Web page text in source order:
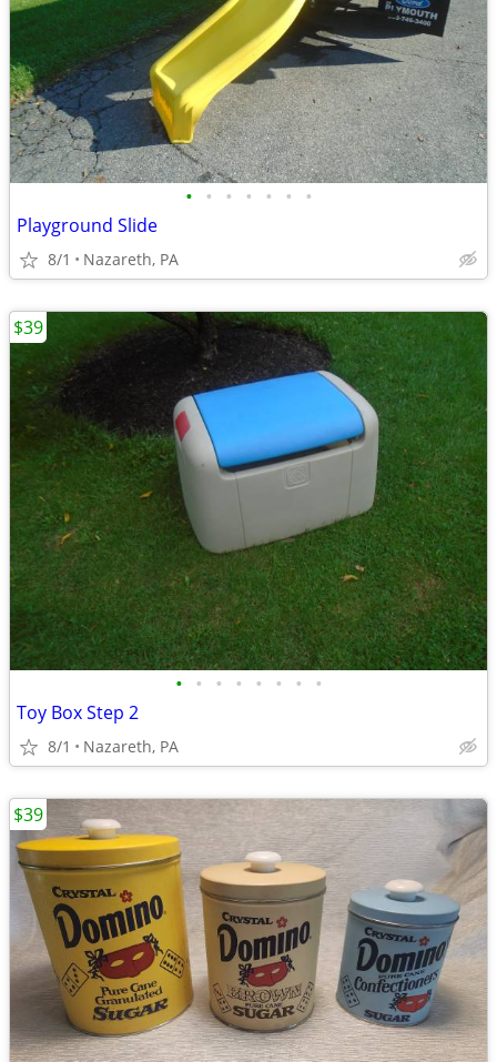
• • • • • • •
Playground Slide
8/1 Nazareth, PA
• • • • • • • •
Toy Box Step 2
8/1 Nazareth, PA
$39
$39